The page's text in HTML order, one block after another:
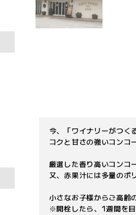
今、「ワイナリーがつく
コクと甘さの強いコンコ
厳選した香り高いコンコ
又、赤果汁には多量のポ
小さなお子様からご高齢
※開栓したら、1週間を目